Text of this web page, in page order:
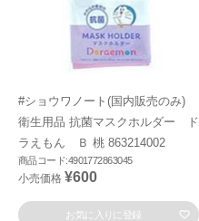
#ショウワノート(国内販売のみ)
衛生用品 抗菌マスクホルダー ド
ラえもん Ｂ 桃 863214002
商品コード:4901772863045
小売価格 ¥600
お気に入りに登録